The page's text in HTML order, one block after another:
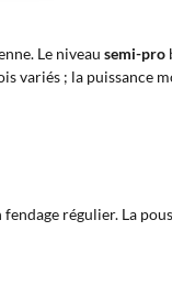
Le niveau semi-pro
variés ; la puissance
régulier. La